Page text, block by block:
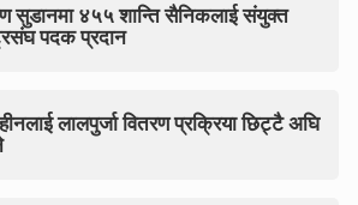
सुडानमा ४५५ शान्ति सैनिकलाई संयुक्त
पदक प्रदान
लालपुर्जा वितरण प्रक्रिया छिट्टै अघि